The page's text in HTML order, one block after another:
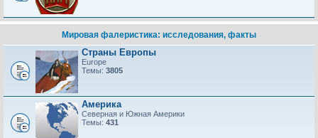
Мировая фалеристика: исследования, факты
Страны Европы
Europe
Темы: 3805
Америка
Северная и Южная Америки
Темы: 431